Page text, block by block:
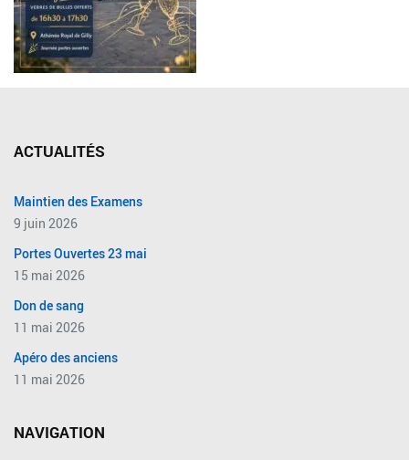
ACTUALITÉS
Maintien des Examens
9 juin 2026
Portes Ouvertes 23 mai
15 mai 2026
Don de sang
11 mai 2026
Apéro des anciens
11 mai 2026
NAVIGATION